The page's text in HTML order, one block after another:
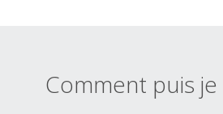
Comment puis